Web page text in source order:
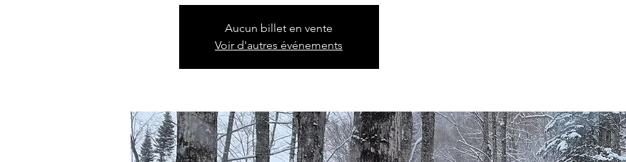
Aucun billet en vente
Voir d'autres événements